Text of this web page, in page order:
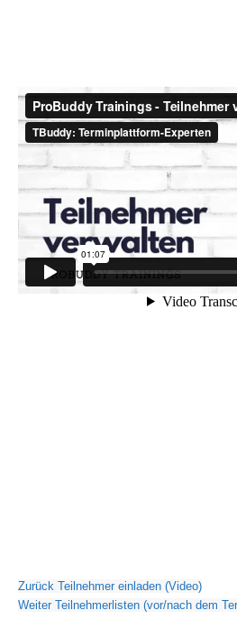
Zurück Teilnehmer einladen (Video)
Weiter Teilnehmerlisten (vor/nach dem